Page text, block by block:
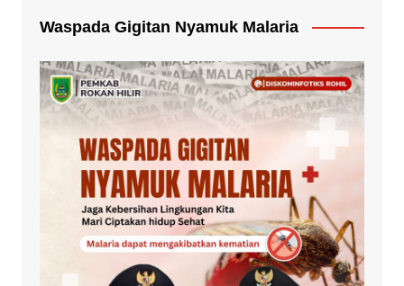
Waspada Gigitan Nyamuk Malaria